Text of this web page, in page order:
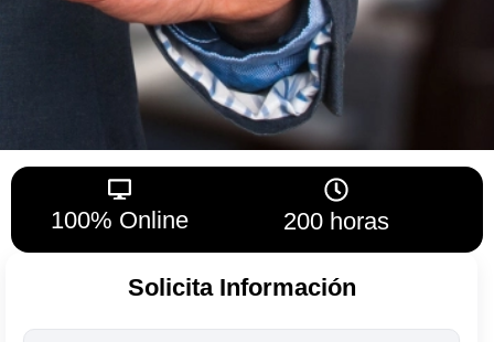
100% Online 200 horas
Solicita Información
Todos